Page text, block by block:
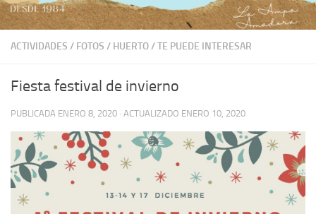
ACTIVIDADES / FOTOS / HUERTO/TE PUEDE INTERESAR
Fiesta festival de invierno
PUBLICADA ENERO 8, 2020 · ACTUALIZADO ENERO 10, 2020